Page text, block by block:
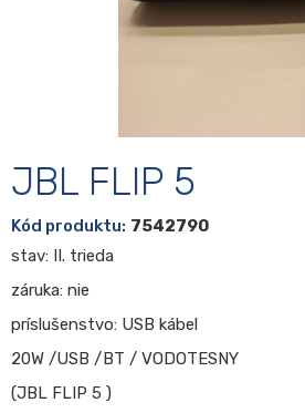
JBL FLIP 5
Kód produktu: 7542790
stav: II. trieda
záruka: nie
príslušenstvo: USB kábel
20W /USB /BT / VODOTESNY
(JBL FLIP 5 )